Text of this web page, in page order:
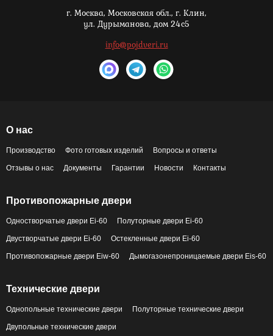
г. Москва, Московская обл., г. Клин,
ул. Дурыманова, дом 24с5
info@pojdveri.ru
О нас
Производство Фото готовых изделий Вопросы и ответы
Отзывы о нас Документы Гарантии Новости Контакты
Противопожарные двери
Одностворчатые двери Ei-60 Полуторные двери Ei-60
Двустворчатые двери Ei-60 Остекленные двери Ei-60
Противопожарные двери Eiw-60 Дымогазонепроницаемые двери Eis-60
Технические двери
Однопольные технические двери Полуторные технические двери
Двупольные технические двери